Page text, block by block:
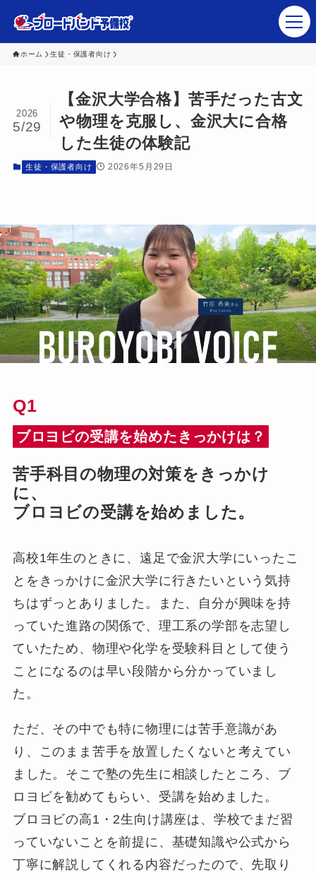
塾・予備校関係者さま
生徒･保護者の皆さま
ブロードバンド予備校 講師陣
会社概要
新着記事
質の安定を実現したエック進学
教室の事例
多忙でも逆転合格。同志社に合
格した生徒の体験記
【導入事例】全科目対応で生
保護者の信頼を強固に！日米文
化学院校の事例
2026年6月6日 塾･予備校関係者向け
【岡山大学合格】ブロヨビで共
通テスト高得点を実現。岡山大
【上智大学合格】独学では伸び
なかった世界史を克服。上智大
に合格した生徒の体験記
ホーム 生徒・保護者向け
【金沢大学合格】苦手だった古文
や物理を克服し、金沢大に合格
した生徒の体験記
2026
5/29
生徒・保護者向け 2026年5月29日
Q1
ブロヨビの受講を始めたきっかけは？
苦手科目の物理の対策をきっかけ
に、
ブロヨビの受講を始めました。
高校1年生のときに、遠足で金沢大学にいったこ
とをきっかけに金沢大学に行きたいという気持
ちはずっとありました。また、自分が興味を持
っていた進路の関係で、理工系の学部を志望し
ていたため、物理や化学を受験科目として使う
ことになるのは早い段階から分かっていまし
た。
ただ、その中でも特に物理には苦手意識があ
り、このまま苦手を放置したくないと考えてい
ました。そこで塾の先生に相談したところ、ブ
ロヨビを勧めてもらい、受講を始めました。
ブロヨビの高1・2生向け講座は、学校でまだ習
っていないことを前提に、基礎知識や公式から
丁寧に解説してくれる内容だったので、先取り